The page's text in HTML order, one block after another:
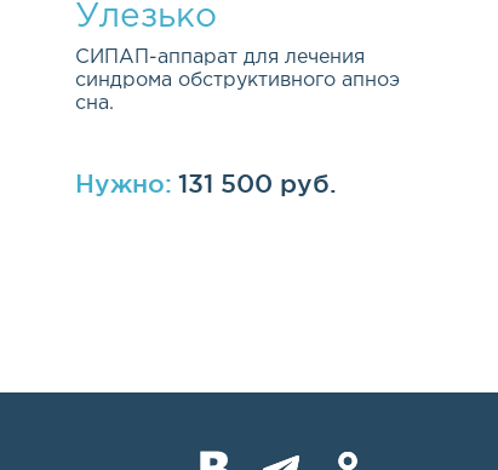
Улезько
СИПАП-аппарат для лечения
синдрома обструктивного апноэ
сна.
Нужно: 131 500 руб.